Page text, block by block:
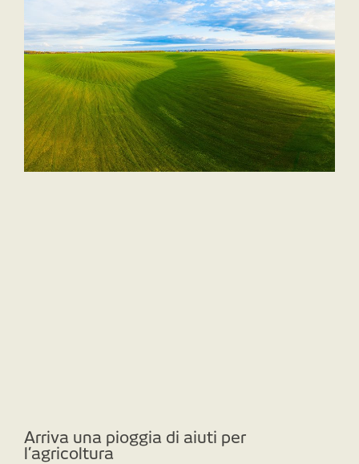
Arriva una pioggia di aiuti per
l’agricoltura